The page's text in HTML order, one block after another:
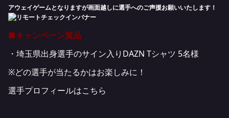
アウェイゲームとなりますが画面越しに選手へのご声援お願いいたします！
■キャンペーン賞品
・埼玉県出身選手のサイン入りDAZN Tシャツ 5名様
※どの選手が当たるかはお楽しみに！
選手プロフィールはこちら